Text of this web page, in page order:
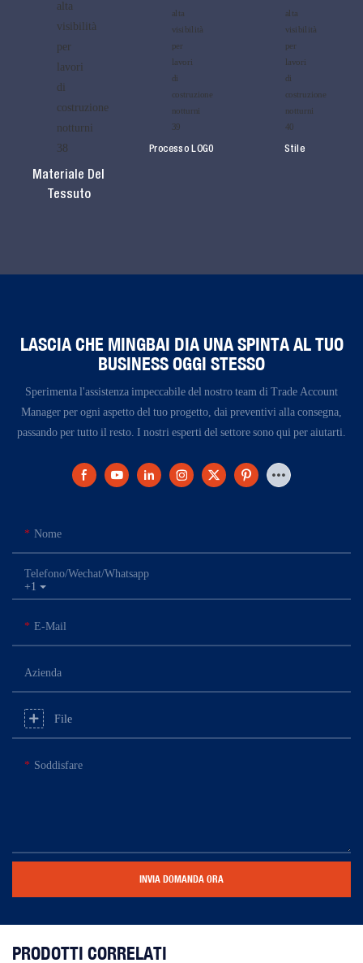
Materiale Del
Tessuto
Processo LOG0 Stile
LASCIA CHE MINGBAI DIA UNA SPINTA AL TUO
BUSINESS OGGI STESSO
Sperimenta l'assistenza impeccabile del nostro team di Trade Account
Manager per ogni aspetto del tuo progetto, dai preventivi alla consegna,
passando per tutto il resto. I nostri esperti del settore sono qui per aiutarti.
Nome
+1
Telefono/Wechat/Whatsapp
E-Mail
Azienda
File
Soddisfare
INVIA DOMANDA ORA
PRODOTTI CORRELATI